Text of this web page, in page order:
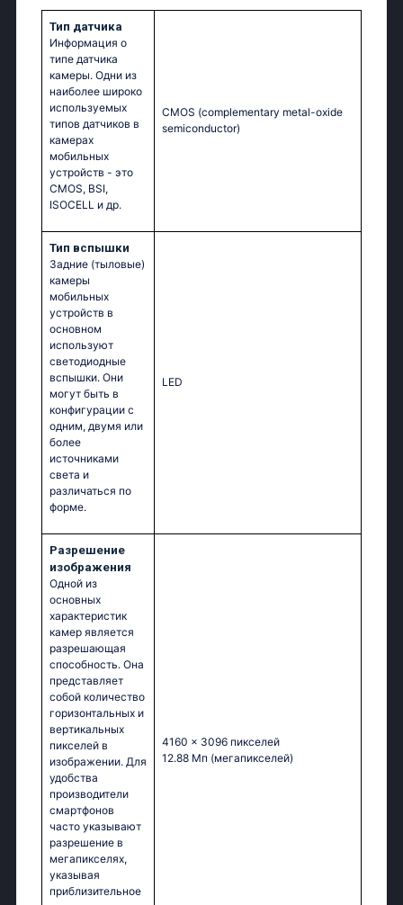
Тип датчика
Информация о
типе датчика
камеры. Одни из
наиболее широко
используемых
типов датчиков в
камерах
мобильных
устройств - это
CMOS, BSI,
ISOCELL и др.
CMOS (complementary metal-oxide
semiconductor)
Тип вспышки
Задние (тыловые)
камеры
мобильных
устройств в
основном
используют
светодиодные
вспышки. Они
могут быть в
конфигурации с
одним, двумя или
более
источниками
света и
различаться по
форме.
LED
Разрешение
изображения
Одной из
основных
характеристик
камер является
разрешающая
способность. Она
представляет
собой количество
горизонтальных и
вертикальных
пикселей в
изображении. Для
удобства
производители
смартфонов
часто указывают
разрешение в
мегапикселях,
указывая
приблизительное
4160 x 3096 пикселей
12.88 Мп (мегапикселей)